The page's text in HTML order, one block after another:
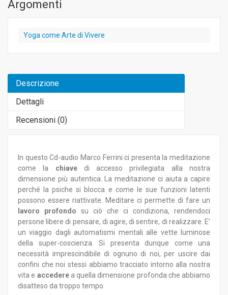
Argomenti
Yoga come Arte di Vivere
Descrizione
Dettagli
Recensioni (0)
In questo Cd-audio Marco Ferrini ci presenta la meditazione
come la chiavedi accesso privilegiata alla nostra
dimensione più autentica. La meditazione ci aiuta a capire
perché la psiche si blocca e come le sue funzioni latenti
possono essere riattivate. Meditare ci permette di fare un
lavoro profondo su ciò che ci condiziona, rendendoci
persone libere di pensare, di agire, di sentire, di realizzare. E’
un viaggio dagli automatismi mentali alle vette luminose
della super-coscienza. Si presenta dunque come una
necessità imprescindibile di ognuno di noi, per uscire dai
confini che noi stessi abbiamo tracciato intorno alla nostra
vita e accederea quella dimensione profonda che abbiamo
disatteso da troppo tempo.